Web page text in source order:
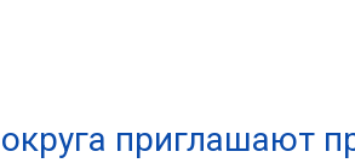
приглашают